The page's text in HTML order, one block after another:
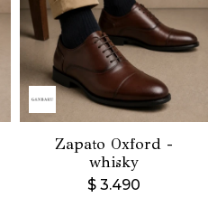
Zapato Oxford -
whisky
$ 3.490